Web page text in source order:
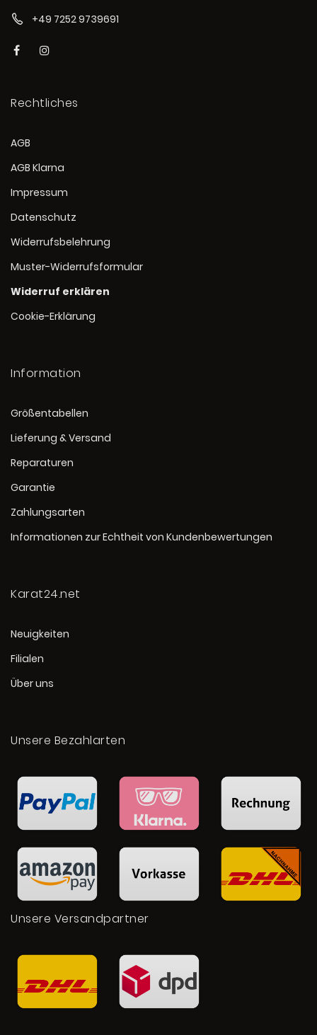
+49 7252 9739691
Rechtliches
AGB
AGB Klarna
Impressum
Datenschutz
Widerrufsbelehrung
Muster-Widerrufsformular
Widerruf erklären
Cookie-Erklärung
Information
Größentabellen
Lieferung & Versand
Reparaturen
Garantie
Zahlungsarten
Informationen zur Echtheit von Kundenbewertungen
Karat24.net
Neuigkeiten
Filialen
Über uns
Unsere Bezahlarten
Unsere Versandpartner